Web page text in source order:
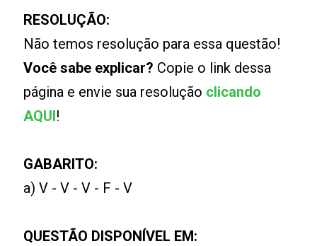
RESOLUÇÃO:
Não temos resolução para essa questão!
Você sabe explicar? Copie o link dessa
página e envie sua resolução clicando
AQUI!
GABARITO:
a) V - V - V - F - V
QUESTÃO DISPONÍVEL EM: